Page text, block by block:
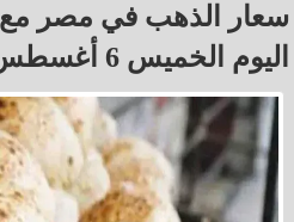
سعار الذهب في مصر مع
اليوم الخميس 6 أغسطس